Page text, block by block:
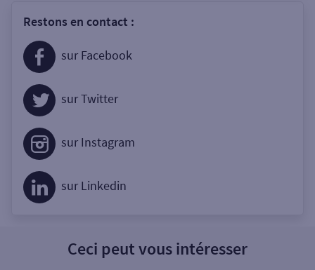
Restons en contact :
sur Facebook
sur Twitter
sur Instagram
sur Linkedin
Ceci peut vous intéresser